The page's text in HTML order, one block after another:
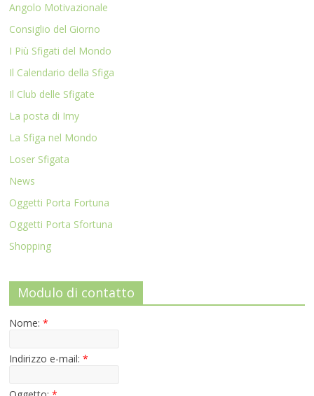
Angolo Motivazionale
Consiglio del Giorno
I Più Sfigati del Mondo
Il Calendario della Sfiga
Il Club delle Sfigate
La posta di Imy
La Sfiga nel Mondo
Loser Sfigata
News
Oggetti Porta Fortuna
Oggetti Porta Sfortuna
Shopping
Modulo di contatto
Nome:*
Indirizzo e-mail:*